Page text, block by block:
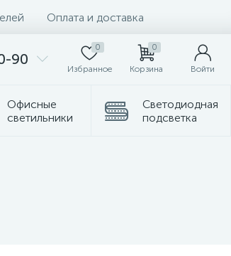
Оплата и доставка
90
0
Избранное
0
Корзина Войти
Офисные
светильники
Светодиодная
подсветка